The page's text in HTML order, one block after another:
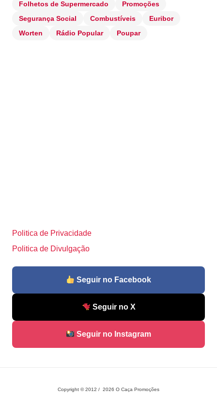
Folhetos de Supermercado
Promoções
Segurança Social
Combustíveis
Euribor
Worten
Rádio Popular Poupar
Politica de Privacidade
Politica de Divulgação
Seguir no Facebook
Seguir no X
Seguir no Instagram
Copyright © 2012 / 2026 O Caça Promoções